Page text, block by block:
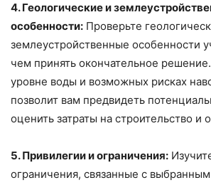
4. Геологические и
особенности: Проверьте
землеустройственные особенности
чем принять окончательное решение.
уровне воды и возможных рисках
позволит вам предвидеть
оценить затраты на строительство и
5. Привилегии и ограничения:
ограничения, связанные с